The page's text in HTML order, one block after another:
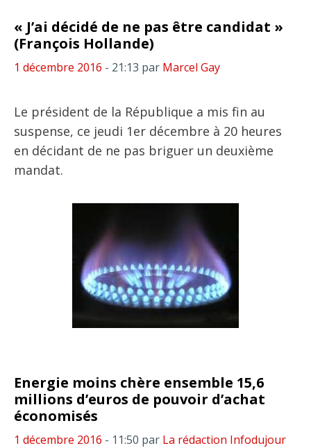
« J’ai décidé de ne pas être candidat »
(François Hollande)
1 décembre 2016 - 21:13 par Marcel Gay
Le président de la République a mis fin au
suspense, ce jeudi 1er décembre à 20 heures
en décidant de ne pas briguer un deuxième
mandat.
Energie moins chère ensemble 15,6
millions d’euros de pouvoir d’achat
économisés
1 décembre 2016 - 11:50 par La rédaction Infodujour